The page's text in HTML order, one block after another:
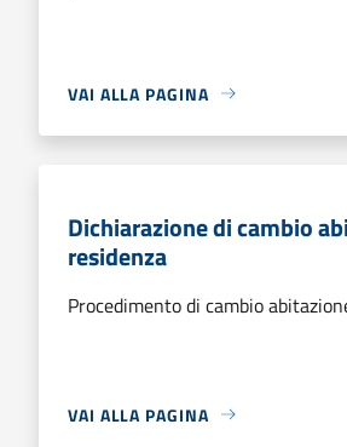
VAI ALLA PAGINA
Dichiarazione di cambio
residenza
Procedimento di cambio
VAI ALLA PAGINA